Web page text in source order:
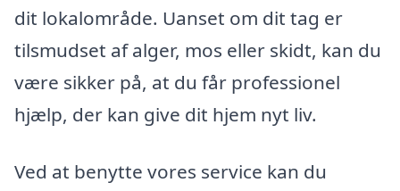
dit lokalområde. Uanset om dit tag er
tilsmudset af alger, mos eller skidt, kan du
være sikker på, at du får professionel
hjælp, der kan give dit hjem nyt liv.
Ved at benytte vores service kan du